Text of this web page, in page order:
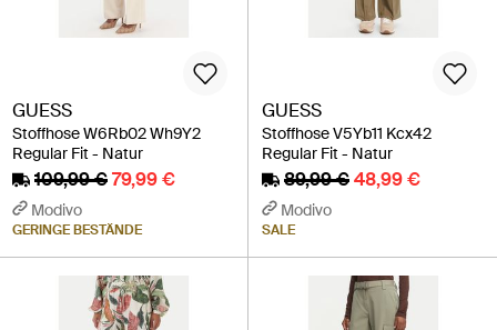
GUESS
Stoffhose W6Rb02 Wh9Y2
Regular Fit - Natur
109,99 €79,99 €
Modivo
GERINGE BESTÄNDE
GUESS
Stoffhose V5Yb11 Kcx42
Regular Fit - Natur
89,99 €48,99 €
Modivo
SALE